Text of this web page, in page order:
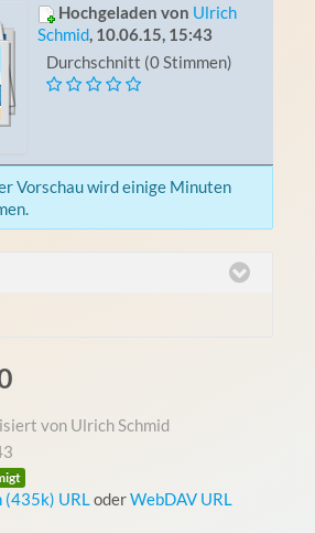
Hochgeladen von Ulrich
Schmid, 10.06.15, 15:43
Durchschnitt (0 Stimmen)
Vorschau wird einige Minuten
von Ulrich Schmid
(435k) URLoderWebDAV URL